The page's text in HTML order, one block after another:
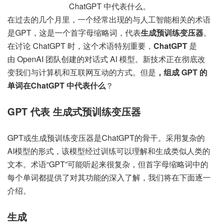
ChatGPT 中代表什么。
在过去的几个月里，一个经常出现的与人工智能相关的术语
是GPT，这是一个首字母缩略词，代表生成预训练变压器。
在讨论 ChatGPT 时，这个术语特别重要， ChatGPT 是
由 OpenAI 团队创建的对话式 AI 模型。新技术正在彻底改
变我们与计算机和互联网互动的方式。但是 ，组成 GPT 的
单词在ChatGPT 中代表什么？
GPT 代表 生成式预训练变压器
GPT或生成预训练变压器是ChatGPT的骨干。采用复杂的
AI模型的形式，该模型经过训练可以理解和生成类似人类的
文本。术语“GPT”可能听起来很复杂，但首字母缩略词中的
每个单词都提供了对其功能的深入了解，我们将在下面逐一
介绍。
生成